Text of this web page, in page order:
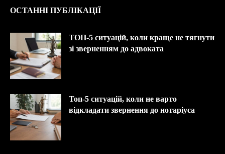
ОСТАННІ ПУБЛІКАЦІЇ
ТОП-5 ситуацій, коли краще не тягнути
зі зверненням до адвоката
Топ-5 ситуацій, коли не варто
відкладати звернення до нотаріуса